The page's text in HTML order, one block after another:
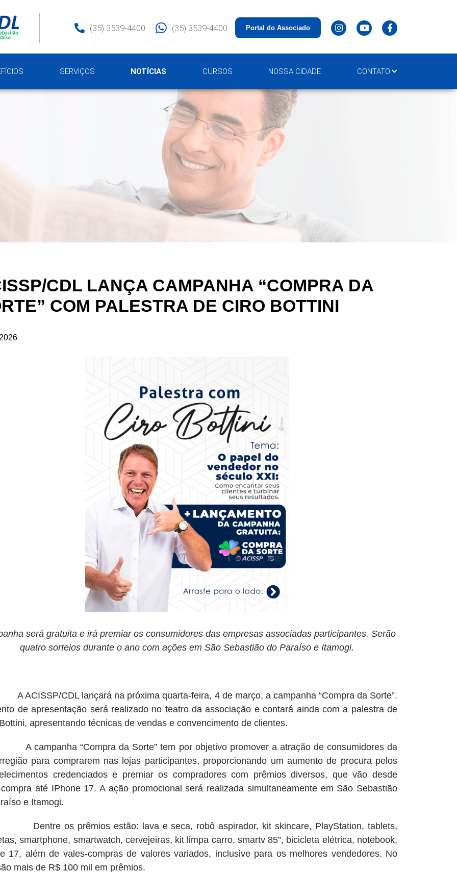
(35) 3539-4400 (35) 3539-4400 Portal do Associado
SERVIÇOS NOTÍCIAS CURSOS NOSSA CIDADE CONTATO
CDL LANÇA CAMPANHA “COMPRA DA
COM PALESTRA DE CIRO BOTTINI
será gratuita e irá premiar os consumidores das empresas associadas participantes. Serão
quatro sorteios durante o ano com ações em São Sebastião do Paraíso e Itamogi.
CDL lançará na próxima quarta-feira, 4 de março, a campanha “Compra da Sorte”.
de apresentação será realizado no teatro da associação e contará ainda com a palestra de
apresentando técnicas de vendas e convencimento de clientes.
“Compra da Sorte” tem por objetivo promover a atração de consumidores da
para comprarem nas lojas participantes, proporcionando um aumento de procura pelos
credenciados e premiar os compradores com prêmios diversos, que vão desde
até IPhone 17. A ação promocional será realizada simultaneamente em São Sebastião
e Itamogi.
os prêmios estão: lava e seca, robô aspirador, kit skincare, PlayStation, tablets,
smartphone, smartwatch, cervejeiras, kit limpa carro, smartv 85”, bicicleta elétrica, notebook,
17, além de vales-compras de valores variados, inclusive para os melhores vendedores. No
mais de R$ 100 mil em prêmios.